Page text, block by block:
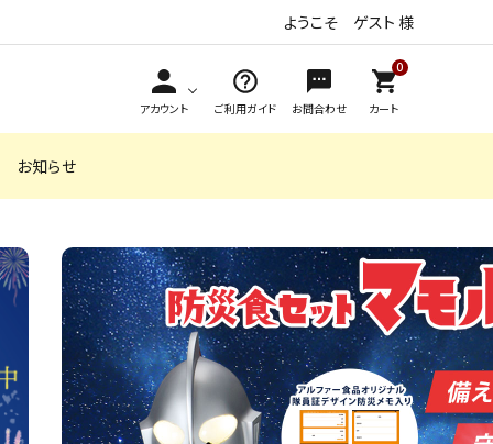
ようこそ ゲスト 様
アカウント ご利用ガイド お問合わせ
0
カート
長期保存食（非常食）
円 4,000円～4,999円
5,000円以上
アソートギフト
安心米クイック
（アルファ化米）
おかゆ（レトル
ト）
からだを想う
野菜スープ
おこげ（ライスス
ナック）
お米de安心 米
粉のクッキー
お知らせ